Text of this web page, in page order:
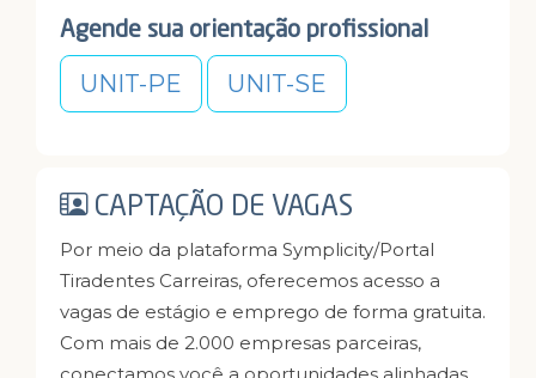
Agende sua orientação profissional
UNIT-PE UNIT-SE
CAPTAÇÃO DE VAGAS
Por meio da plataforma Symplicity/Portal
Tiradentes Carreiras, oferecemos acesso a
vagas de estágio e emprego de forma gratuita.
Com mais de 2.000 empresas parceiras,